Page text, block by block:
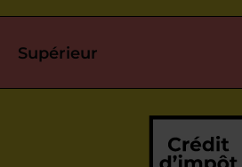
Supérieur